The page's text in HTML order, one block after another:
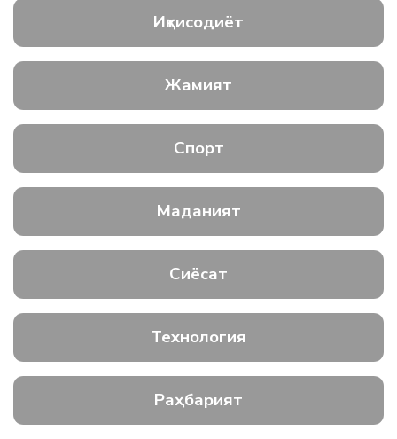
Иқтисодиёт
Жамият
Спорт
Маданият
Сиёсат
Технология
Раҳбарият